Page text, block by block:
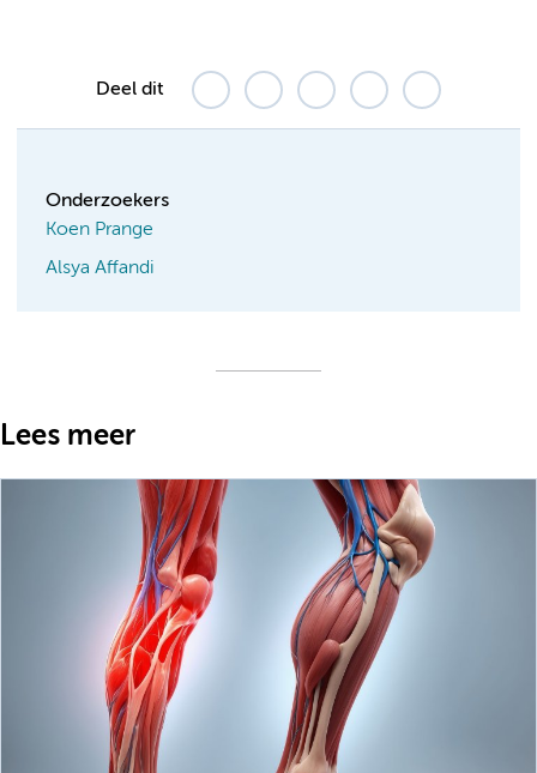
Deel dit
Onderzoekers
Koen Prange
Alsya Affandi
Lees meer